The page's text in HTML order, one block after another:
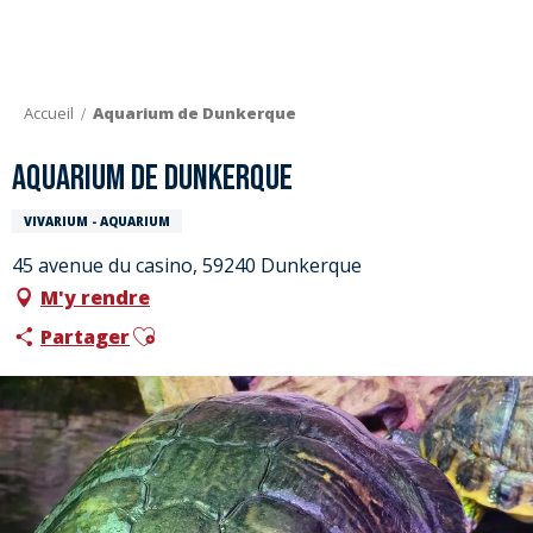
Accueil Aquarium de Dunkerque
Aquarium de Dunkerque
VIVARIUM - AQUARIUM
45 avenue du casino, 59240 Dunkerque
M'y rendre
PartagerAjouter aux favoris